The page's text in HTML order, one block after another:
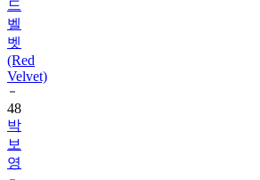
드
벨
벳
(Red
Velvet)
48
박
보
영